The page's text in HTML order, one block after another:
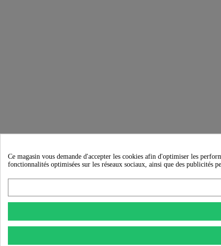
Ce magasin vous demande d'accepter les cookies afin d'optimiser les
fonctionnalités optimisées sur les réseaux sociaux, ainsi que des publicités